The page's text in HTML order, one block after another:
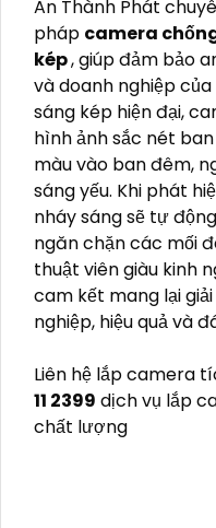
An Thành Phát
pháp camera
kép, giúp đảm bảo
và doanh nghiệp
sáng kép hiện đại,
hình ảnh sắc nét
màu vào ban đêm,
sáng yếu. Khi phát
nháy sáng sẽ tự
ngăn chặn các mối
thuật viên giàu kinh
cam kết mang lại
nghiệp, hiệu quả và
Liên hệ lắp camera
11 2399 dịch vụ lắp
chất lượng